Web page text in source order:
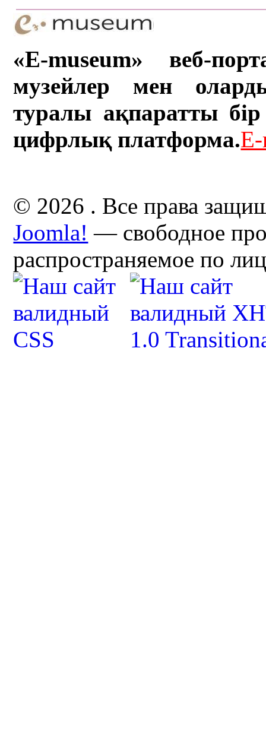
«E-museum» веб-
музейлер мен
туралы ақпаратты бір
цифрлық платформа.
© 2026 . Все права
Joomla! — свободное
распространяемое по